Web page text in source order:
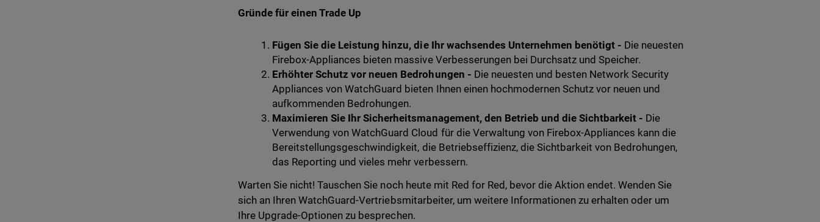
Gründe für einen Trade Up
Fügen Sie die Leistung hinzu, die Ihr wachsendes Unternehmen benötigt - Die neuesten
Firebox-Appliances bieten massive Verbesserungen bei Durchsatz und Speicher.
Erhöhter Schutz vor neuen Bedrohungen - Die neuesten und besten Network Security
Appliances von WatchGuard bieten Ihnen einen hochmodernen Schutz vor neuen und
aufkommenden Bedrohungen.
Maximieren Sie Ihr Sicherheitsmanagement, den Betrieb und die Sichtbarkeit - Die
Verwendung von WatchGuard Cloud für die Verwaltung von Firebox-Appliances kann die
Bereitstellungsgeschwindigkeit, die Betriebseffizienz, die Sichtbarkeit von Bedrohungen,
das Reporting und vieles mehr verbessern.
Warten Sie nicht! Tauschen Sie noch heute mit Red for Red, bevor die Aktion endet. Wenden Sie
sich an Ihren WatchGuard-Vertriebsmitarbeiter, um weitere Informationen zu erhalten oder um
Ihre Upgrade-Optionen zu besprechen.